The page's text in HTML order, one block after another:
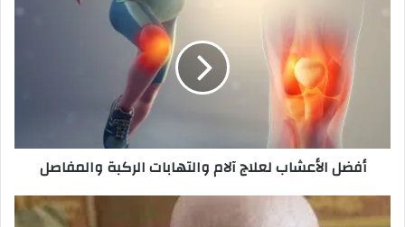
أفضل الأعشاب لعلاج آلام والتهابات الركبة والمفاصل